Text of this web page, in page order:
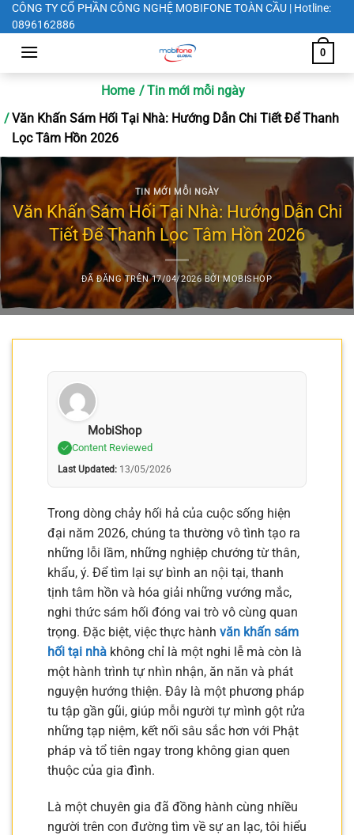
Chuyển
đến
CÔNG TY CỔ PHẦN CÔNG NGHỆ MOBIFONE TOÀN CẦU | Hotline:
0896162886
0
Home
Tin mới mỗi ngày
Văn Khấn Sám Hối Tại Nhà: Hướng Dẫn Chi Tiết Để Thanh
Lọc Tâm Hồn 2026
TIN MỚI MỖI NGÀY
Văn Khấn Sám Hối Tại Nhà: Hướng Dẫn Chi
Tiết Để Thanh Lọc Tâm Hồn 2026
ĐÃ ĐĂNG TRÊN17/04/2026 BỞI MOBISHOP
MobiShop
Content Reviewed
Last Updated: 13/05/2026
Trong dòng chảy hối hả của cuộc sống hiện
đại năm 2026, chúng ta thường vô tình tạo ra
những lỗi lầm, những nghiệp chướng từ thân,
khẩu, ý. Để tìm lại sự bình an nội tại, thanh
tịnh tâm hồn và hóa giải những vướng mắc,
nghi thức sám hối đóng vai trò vô cùng quan
trọng. Đặc biệt, việc thực hành văn khấn sám
hối tại nhà không chỉ là một nghi lễ mà còn là
một hành trình tự nhìn nhận, ăn năn và phát
nguyện hướng thiện. Đây là một phương pháp
tu tập gần gũi, giúp mỗi người tự mình gột rửa
những tạp niệm, kết nối sâu sắc hơn với Phật
pháp và tổ tiên ngay trong không gian quen
thuộc của gia đình.
Là một chuyên gia đã đồng hành cùng nhiều
người trên con đường tìm về sự an lạc, tôi hiểu